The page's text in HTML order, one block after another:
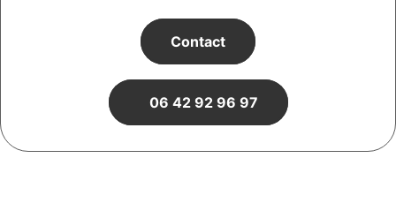
Contact
06 42 92 96 97